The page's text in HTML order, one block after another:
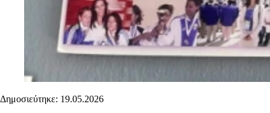
Δημοσιεύτηκε: 19.05.2026